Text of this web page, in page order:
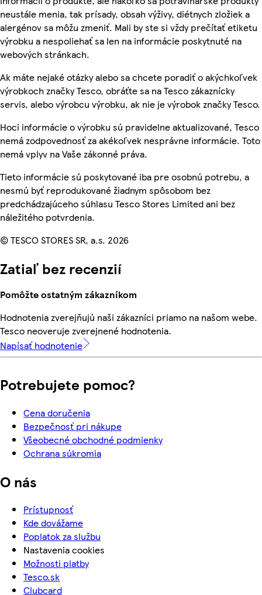
neustále menia, tak prísady, obsah výživy, diétnych zložiek a
alergénov sa môžu zmeniť. Mali by ste si vždy prečítať etiketu
výrobku a nespoliehať sa len na informácie poskytnuté na
webových stránkach.
Ak máte nejaké otázky alebo sa chcete poradiť o akýchkoľvek
výrobkoch značky Tesco, obráťte sa na Tesco zákaznícky
servis, alebo výrobcu výrobku, ak nie je výrobok značky Tesco.
Hoci informácie o výrobku sú pravidelne aktualizované, Tesco
nemá zodpovednosť za akékoľvek nesprávne informácie. Toto
nemá vplyv na Vaše zákonné práva.
Tieto informácie sú poskytované iba pre osobnú potrebu, a
nesmú byť reprodukované žiadnym spôsobom bez
predchádzajúceho súhlasu Tesco Stores Limited ani bez
náležitého potvrdenia.
© TESCO STORES SR, a.s. 2026
Zatiaľ bez recenzií
Pomôžte ostatným zákazníkom
Hodnotenia zverejňujú naši zákazníci priamo na našom webe.
Tesco neoveruje zverejnené hodnotenia.
Napísať hodnotenie
Potrebujete pomoc?
Cena doručenia
Bezpečnosť pri nákupe
Všeobecné obchodné podmienky
Ochrana súkromia
O nás
Prístupnosť
Kde dovážame
Poplatok za službu
Nastavenia cookies
Možnosti platby
Tesco.sk
Clubcard